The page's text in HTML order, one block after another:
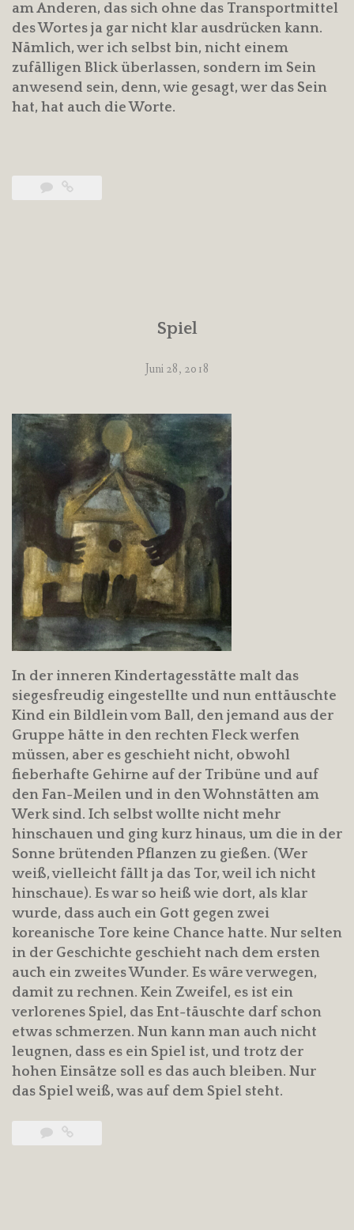
am Anderen, das sich ohne das Transportmittel
des Wortes ja gar nicht klar ausdrücken kann.
Nämlich, wer ich selbst bin, nicht einem
zufälligen Blick überlassen, sondern im Sein
anwesend sein, denn, wie gesagt, wer das Sein
hat, hat auch die Worte.
Spiel
Juni 28, 2018
In der inneren Kindertagesstätte malt das
siegesfreudig eingestellte und nun enttäuschte
Kind ein Bildlein vom Ball, den jemand aus der
Gruppe hätte in den rechten Fleck werfen
müssen, aber es geschieht nicht, obwohl
fieberhafte Gehirne auf der Tribüne und auf
den Fan-Meilen und in den Wohnstätten am
Werk sind. Ich selbst wollte nicht mehr
hinschauen und ging kurz hinaus, um die in der
Sonne brütenden Pflanzen zu gießen. (Wer
weiß, vielleicht fällt ja das Tor, weil ich nicht
hinschaue). Es war so heiß wie dort, als klar
wurde, dass auch ein Gott gegen zwei
koreanische Tore keine Chance hatte. Nur selten
in der Geschichte geschieht nach dem ersten
auch ein zweites Wunder. Es wäre verwegen,
damit zu rechnen. Kein Zweifel, es ist ein
verlorenes Spiel, das Ent-täuschte darf schon
etwas schmerzen. Nun kann man auch nicht
leugnen, dass es ein Spiel ist, und trotz der
hohen Einsätze soll es das auch bleiben. Nur
das Spiel weiß, was auf dem Spiel steht.